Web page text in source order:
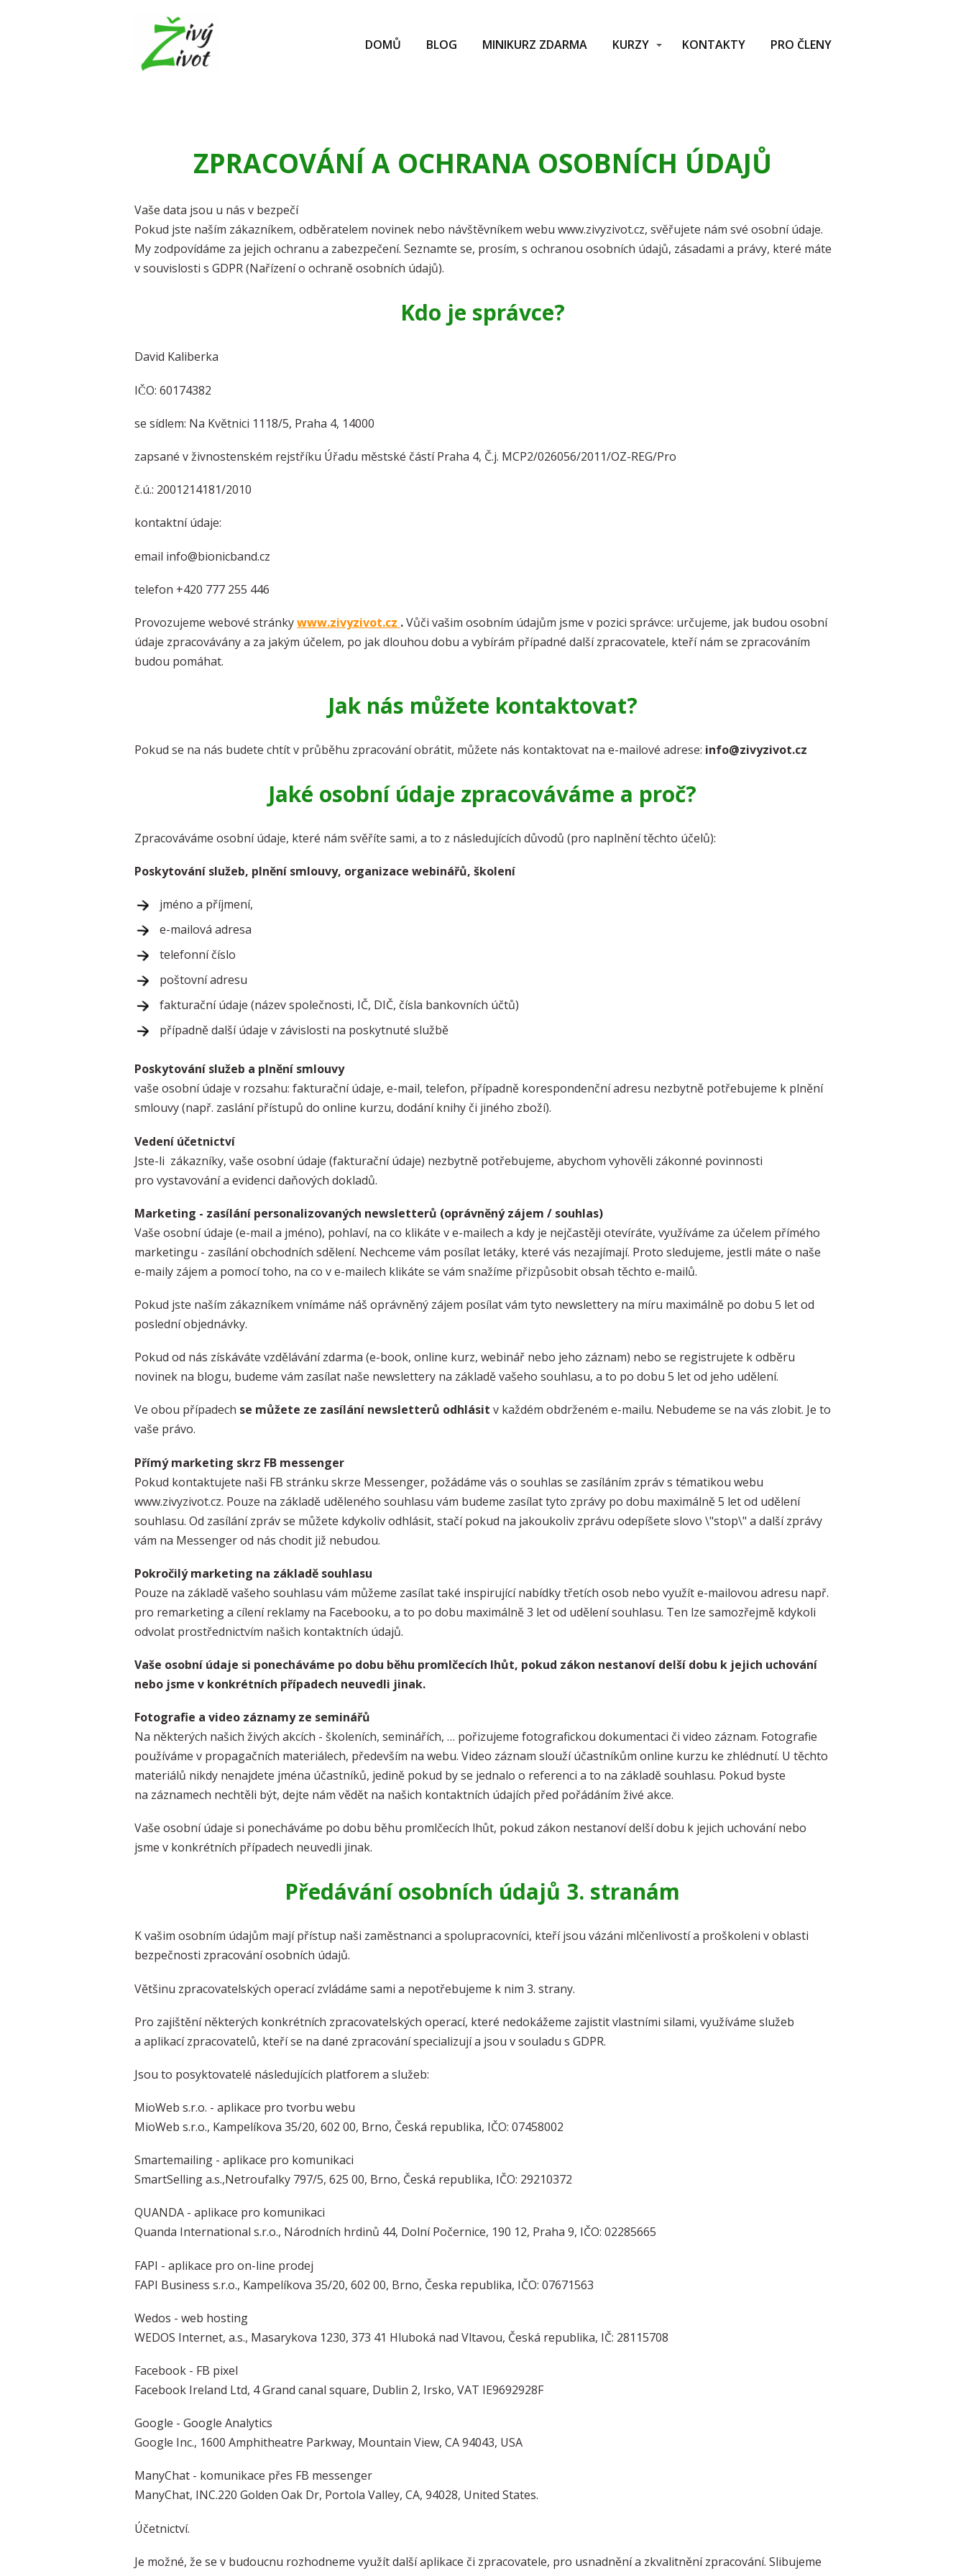
DOMŮ BLOG MINIKURZ ZDARMA KURZY KONTAKTY PRO ČLENY
ZPRACOVÁNÍ A OCHRANA OSOBNÍCH ÚDAJŮ
Vaše data jsou u nás v bezpečí
Pokud jste naším zákazníkem, odběratelem novinek nebo návštěvníkem webu www.zivyzivot.cz, svěřujete nám své osobní údaje.
My zodpovídáme za jejich ochranu a zabezpečení. Seznamte se, prosím, s ochranou osobních údajů, zásadami a právy, které máte
v souvislosti s GDPR (Nařízení o ochraně osobních údajů).
Kdo je správce?
David Kaliberka
IČO: 60174382
se sídlem: Na Květnici 1118/5, Praha 4, 14000
zapsané v živnostenském rejstříku Úřadu městské částí Praha 4, Č.j. MCP2/026056/2011/OZ-REG/Pro
č.ú.: 2001214181/2010
kontaktní údaje:
email info@bionicband.cz
telefon +420 777 255 446
Provozujeme webové stránkywww.zivyzivot.cz .Vůči vašim osobním údajům jsme v pozici správce: určujeme, jak budou osobní
údaje zpracovávány a za jakým účelem, po jak dlouhou dobu a vybírám případné další zpracovatele, kteří nám se zpracováním
budou pomáhat.
Jak nás můžete kontaktovat?
Pokud se na nás budete chtít v průběhu zpracování obrátit, můžete nás kontaktovat na e-mailové adrese: info@zivyzivot.cz
Jaké osobní údaje zpracováváme a proč?
Zpracováváme osobní údaje, které nám svěříte sami, a to z následujících důvodů (pro naplnění těchto účelů):
Poskytování služeb, plnění smlouvy, organizace webinářů, školení
jméno a příjmení,
e-mailová adresa
telefonní číslo
poštovní adresu
fakturační údaje (název společnosti, IČ, DIČ, čísla bankovních účtů)
případně další údaje v závislosti na poskytnuté službě
Poskytování služeb a plnění smlouvy
vaše osobní údaje v rozsahu: fakturační údaje, e-mail, telefon, případně korespondenční adresu nezbytně potřebujeme k plnění
smlouvy (např. zaslání přístupů do online kurzu, dodání knihy či jiného zboží).
Vedení účetnictví
Jste-li zákazníky, vaše osobní údaje (fakturační údaje) nezbytně potřebujeme, abychom vyhověli zákonné povinnosti
pro vystavování a evidenci daňových dokladů.
Marketing - zasílání personalizovaných newsletterů (oprávněný zájem / souhlas)
Vaše osobní údaje (e-mail a jméno), pohlaví, na co klikáte v e-mailech a kdy je nejčastěji otevíráte, využíváme za účelem přímého
marketingu - zasílání obchodních sdělení. Nechceme vám posílat letáky, které vás nezajímají. Proto sledujeme, jestli máte o naše
e-maily zájem a pomocí toho, na co v e-mailech klikáte se vám snažíme přizpůsobit obsah těchto e-mailů.
Pokud jste naším zákazníkem vnímáme náš oprávněný zájem posílat vám tyto newslettery na míru maximálně po dobu 5 let od
poslední objednávky.
Pokud od nás získáváte vzdělávání zdarma (e-book, online kurz, webinář nebo jeho záznam) nebo se registrujete k odběru
novinek na blogu, budeme vám zasílat naše newslettery na základě vašeho souhlasu, a to po dobu 5 let od jeho udělení.
Ve obou případech se můžete ze zasílání newsletterů odhlásit v každém obdrženém e-mailu. Nebudeme se na vás zlobit. Je to
vaše právo.
Přímý marketing skrz FB messenger
Pokud kontaktujete naši FB stránku skrze Messenger, požádáme vás o souhlas se zasíláním zpráv s tématikou webu
www.zivyzivot.cz. Pouze na základě uděleného souhlasu vám budeme zasílat tyto zprávy po dobu maximálně 5 let od udělení
souhlasu. Od zasílání zpráv se můžete kdykoliv odhlásit, stačí pokud na jakoukoliv zprávu odepíšete slovo \"stop\" a další zprávy
vám na Messenger od nás chodit již nebudou.
Pokročilý marketing na základě souhlasu
Pouze na základě vašeho souhlasu vám můžeme zasílat také inspirující nabídky třetích osob nebo využít e-mailovou adresu např.
pro remarketing a cílení reklamy na Facebooku, a to po dobu maximálně 3 let od udělení souhlasu. Ten lze samozřejmě kdykoli
odvolat prostřednictvím našich kontaktních údajů.
Vaše osobní údaje si ponecháváme po dobu běhu promlčecích lhůt, pokud zákon nestanoví delší dobu k jejich uchování
nebo jsme v konkrétních případech neuvedli jinak.
Fotografie a video záznamy ze seminářů
Na některých našich živých akcích - školeních, seminářích, … pořizujeme fotografickou dokumentaci či video záznam. Fotografie
používáme v propagačních materiálech, především na webu. Video záznam slouží účastníkům online kurzu ke zhlédnutí. U těchto
materiálů nikdy nenajdete jména účastníků, jedině pokud by se jednalo o referenci a to na základě souhlasu. Pokud byste
na záznamech nechtěli být, dejte nám vědět na našich kontaktních údajích před pořádáním živé akce.
Vaše osobní údaje si ponecháváme po dobu běhu promlčecích lhůt, pokud zákon nestanoví delší dobu k jejich uchování nebo
jsme v konkrétních případech neuvedli jinak.
Předávání osobních údajů 3. stranám
K vašim osobním údajům mají přístup naši zaměstnanci a spolupracovníci, kteří jsou vázáni mlčenlivostí a proškoleni v oblasti
bezpečnosti zpracování osobních údajů.
Většinu zpracovatelských operací zvládáme sami a nepotřebujeme k nim 3. strany.
Pro zajištění některých konkrétních zpracovatelských operací, které nedokážeme zajistit vlastními silami, využíváme služeb
a aplikací zpracovatelů, kteří se na dané zpracování specializují a jsou v souladu s GDPR.
Jsou to posyktovatelé následujících platforem a služeb:
MioWeb s.r.o. - aplikace pro tvorbu webu
MioWeb s.r.o., Kampelíkova 35/20, 602 00, Brno, Česká republika, IČO: 07458002
Smartemailing - aplikace pro komunikaci
SmartSelling a.s.,Netroufalky 797/5, 625 00, Brno, Česká republika, IČO: 29210372
QUANDA - aplikace pro komunikaci
Quanda International s.r.o., Národních hrdinů 44, Dolní Počernice, 190 12, Praha 9, IČO: 02285665
FAPI - aplikace pro on-line prodej
FAPI Business s.r.o., Kampelíkova 35/20, 602 00, Brno, Česka republika, IČO: 07671563
Wedos - web hosting
WEDOS Internet, a.s., Masarykova 1230, 373 41 Hluboká nad Vltavou, Česká republika, IČ: 28115708
Facebook - FB pixel
Facebook Ireland Ltd, 4 Grand canal square, Dublin 2, Irsko, VAT IE9692928F
Google - Google Analytics
Google Inc., 1600 Amphitheatre Parkway, Mountain View, CA 94043, USA
ManyChat - komunikace přes FB messenger
ManyChat, INC.220 Golden Oak Dr, Portola Valley, CA, 94028, United States.
Účetnictví.
Je možné, že se v budoucnu rozhodneme využít další aplikace či zpracovatele, pro usnadnění a zkvalitnění zpracování. Slibujeme